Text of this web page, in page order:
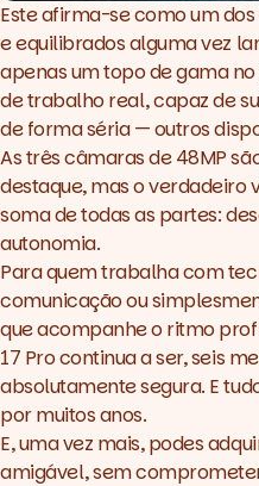
Este afirma-se como um
e equilibrados alguma vez
apenas um topo de gama
de trabalho real, capaz de
de forma séria — outros
As três câmaras de 48MP
destaque, mas o verdadeiro
soma de todas as partes:
autonomia.
Para quem trabalha com
comunicação ou
que acompanhe o ritmo
17 Pro continua a ser, seis
absolutamente segura. E
por muitos anos.
E, uma vez mais, podes
amigável, sem